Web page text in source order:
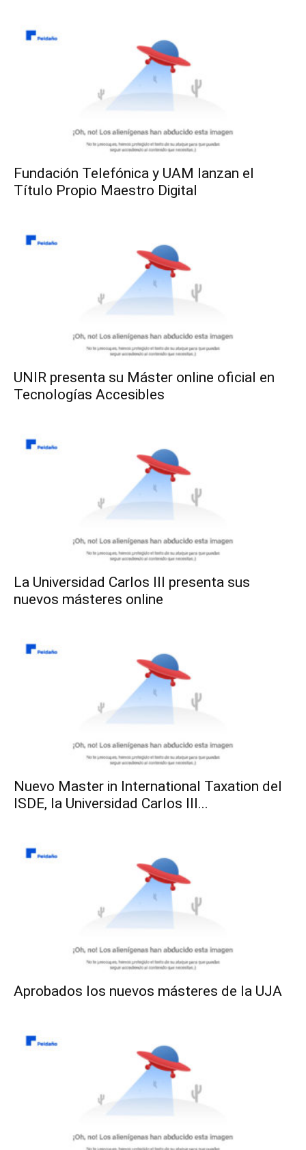
Fundación Telefónica y UAM lanzan el
Título Propio Maestro Digital
UNIR presenta su Máster online oficial en
Tecnologías Accesibles
La Universidad Carlos III presenta sus
nuevos másteres online
Nuevo Master in International Taxation del
ISDE, la Universidad Carlos III...
Aprobados los nuevos másteres de la UJA